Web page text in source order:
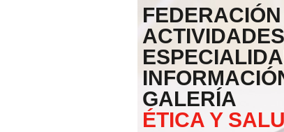
FEDERACIÓN
ACTIVIDADES
GALERÍA
ÉTICA Y